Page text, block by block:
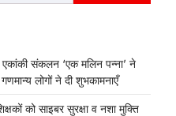
संकलन ‘एक मलिन पन्ना’ ने
गणमान्य लोगों ने दी शुभकामनाएँ
को साइबर सुरक्षा व नशा मुक्ति